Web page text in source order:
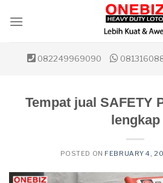
082249969090
Tempat jual SAFETY
lengkap
POSTED ON FEBRUARY 4,